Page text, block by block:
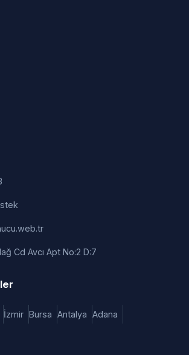
Cd Avcı Apt No:2 D:7
İzmir Bursa Antalya Adana